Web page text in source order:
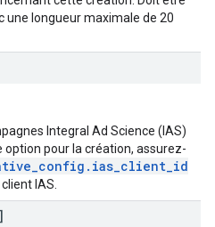
une longueur maximale de 20
Integral Ad Science (IAS)
pour la création, assurez-
IAS.